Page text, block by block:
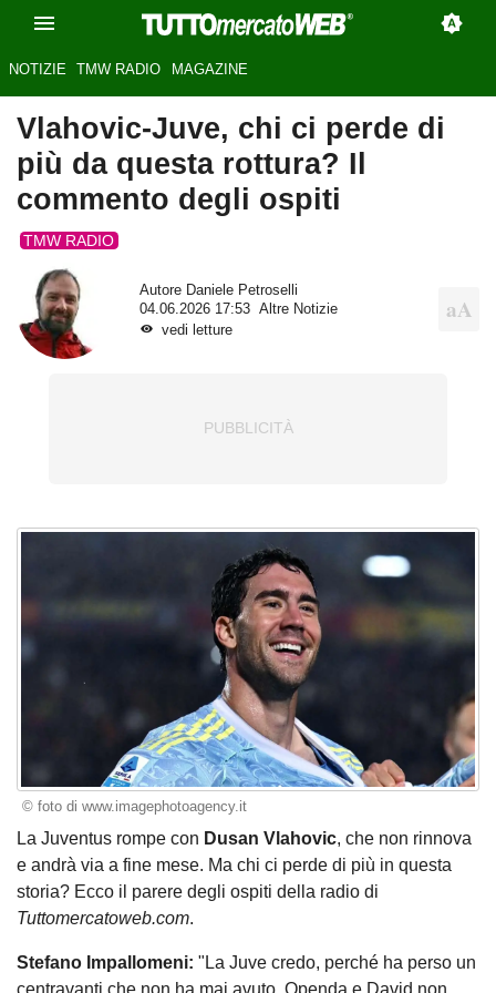
NOTIZIE TMW RADIO MAGAZINE
Vlahovic-Juve, chi ci perde di
più da questa rottura? Il
commento degli ospiti
TMW RADIO
Autore Daniele Petroselli
04.06.2026 17:53
Altre Notizie
vedi letture
© foto di www.imagephotoagency.it
La Juventus rompe con Dusan Vlahovic, che non rinnova
e andrà via a fine mese. Ma chi ci perde di più in questa
storia? Ecco il parere degli ospiti della radio di
Tuttomercatoweb.com.
Stefano Impallomeni: "La Juve credo, perché ha perso un
centravanti che non ha mai avuto. Openda e David non